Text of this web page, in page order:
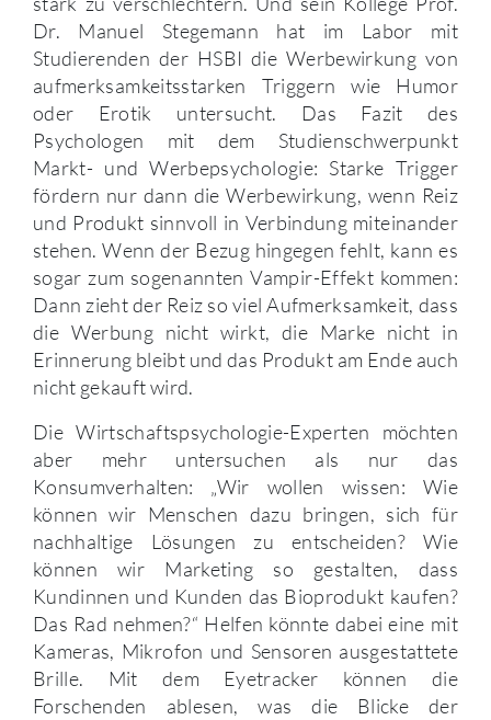
Dr. Manuel Stegemann hat im Labor mit
Studierenden der HSBI die Werbewirkung von
aufmerksamkeitsstarken Triggern wie Humor
oder Erotik untersucht. Das Fazit des
Psychologen mit dem Studienschwerpunkt
Markt- und Werbepsychologie: Starke Trigger
fördern nur dann die Werbewirkung, wenn Reiz
und Produkt sinnvoll in Verbindung miteinander
stehen. Wenn der Bezug hingegen fehlt, kann es
sogar zum sogenannten Vampir-Effekt kommen:
Dann zieht der Reiz so viel Aufmerksamkeit, dass
die Werbung nicht wirkt, die Marke nicht in
Erinnerung bleibt und das Produkt am Ende auch
nicht gekauft wird.
Die Wirtschaftspsychologie-Experten möchten
aber mehr untersuchen als nur das
Konsumverhalten: „Wir wollen wissen: Wie
können wir Menschen dazu bringen, sich für
nachhaltige Lösungen zu entscheiden? Wie
können wir Marketing so gestalten, dass
Kundinnen und Kunden das Bioprodukt kaufen?
Das Rad nehmen?“ Helfen könnte dabei eine mit
Kameras, Mikrofon und Sensoren ausgestattete
Brille. Mit dem Eyetracker können die
Forschenden ablesen, was die Blicke der